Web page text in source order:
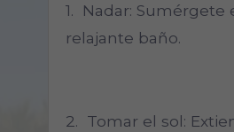
1. Nadar:
relajante baño.
2. Tomar el sol: